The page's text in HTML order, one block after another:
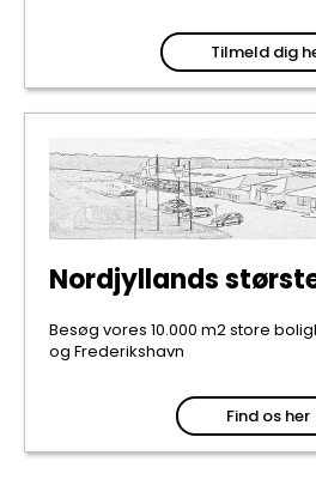
Tilmeld dig
Nordjyllands
Besøg vores 10.000 m2 store
og Frederikshavn
Find os her